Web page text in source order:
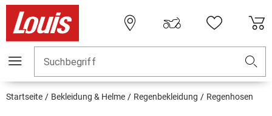
Suchbegriff
Startseite Bekleidung & Helme Regenbekleidung Regenhosen